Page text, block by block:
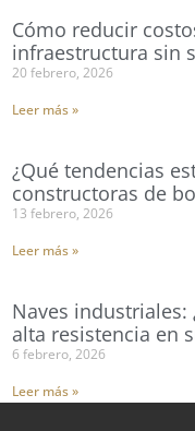
Cómo reducir
infraestructura sin
20 febrero, 2026
Leer más »
¿Qué tendencias
constructoras de
13 febrero, 2026
Leer más »
Naves
alta resistencia en
6 febrero, 2026
Leer más »